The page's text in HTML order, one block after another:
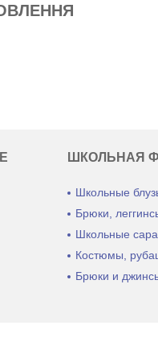
ШКОЛЬНАЯ
Школьные
Брюки,
Школьные
Костюмы,
Брюки и